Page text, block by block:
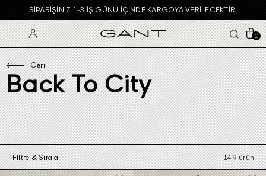
GARANTI BBVA KARTLARINDA VADE FARKSIZ 4 TAKSIT!
0
Geri
Back To City
Filtre & Sırala 149 ürün